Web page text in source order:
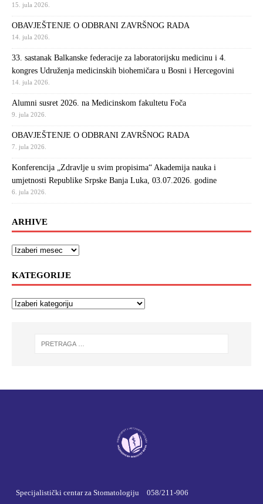
15. jula 2026.
OBAVJEŠTENJE O ODBRANI ZAVRŠNOG RADA
14. jula 2026.
33. sastanak Balkanske federacije za laboratorijsku medicinu i 4.
kongres Udruženja medicinskih biohemičara u Bosni i Hercegovini
14. jula 2026.
Alumni susret 2026. na Medicinskom fakultetu Foča
9. jula 2026.
OBAVJEŠTENJE O ODBRANI ZAVRŠNOG RADA
7. jula 2026.
Konferencija „Zdravlje u svim propisima“ Akademija nauka i
umjetnosti Republike Srpske Banja Luka, 03.07.2026. godine
6. jula 2026.
ARHIVE
KATEGORIJE
Specijalistički centar za Stomatologiju 058/211-906